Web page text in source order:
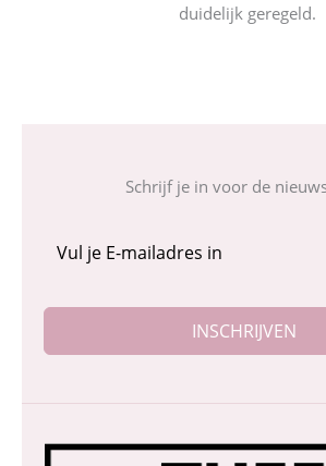
duidelijk geregeld.
Schrijf je in voor de
INSCHRIJVEN